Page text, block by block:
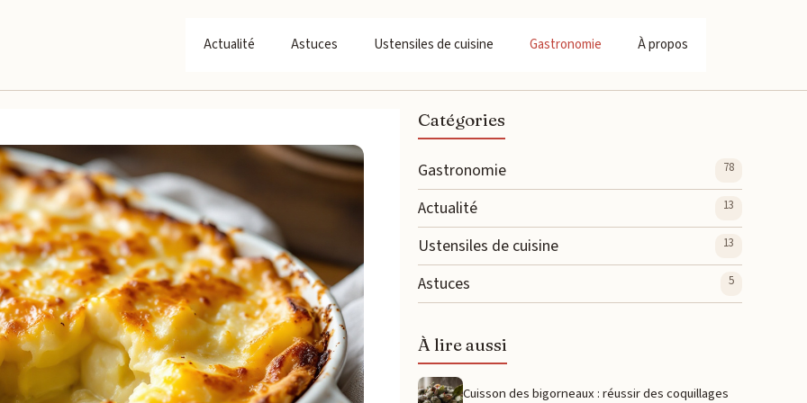
Actualité Astuces Ustensiles de cuisine Gastronomie À propos
Catégories
Gastronomie 78
Actualité 13
Ustensiles de cuisine 13
Astuces 5
À lire aussi
Cuisson des bigorneaux : réussir des coquillages